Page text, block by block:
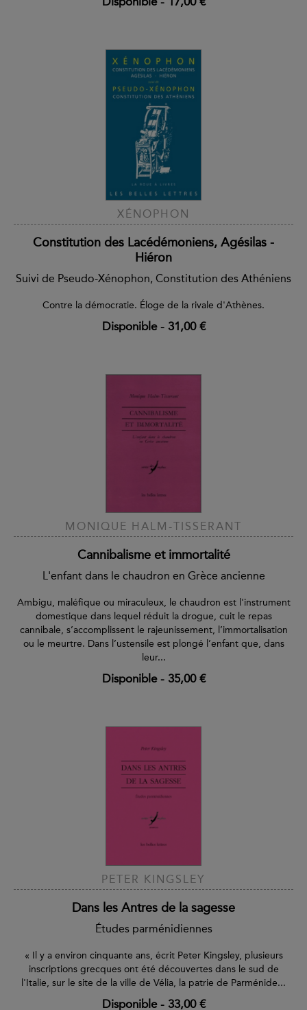
XÉNOPHON
Constitution des Lacédémoniens, Agésilas -
Hiéron
Suivi de Pseudo-Xénophon, Constitution des Athéniens
Contre la démocratie. Éloge de la rivale d'Athènes.
Disponible- 31,00 €
MONIQUE HALM-TISSERANT
Cannibalisme et immortalité
L'enfant dans le chaudron en Grèce ancienne
Ambigu, maléfique ou miraculeux, le chaudron est l'instrument
domestique dans lequel réduit la drogue, cuit le repas
cannibale, s’accomplissent le rajeunissement, l’immortalisation
ou le meurtre. Dans l’ustensile est plongé l’enfant que, dans
leur...
Disponible- 35,00 €
PETER KINGSLEY
Dans les Antres de la sagesse
Études parménidiennes
« Il y a environ cinquante ans, écrit Peter Kingsley, plusieurs
inscriptions grecques ont été découvertes dans le sud de
l'Italie, sur le site de la ville de Vélia, la patrie de Parménide...
Disponible- 33,00 €